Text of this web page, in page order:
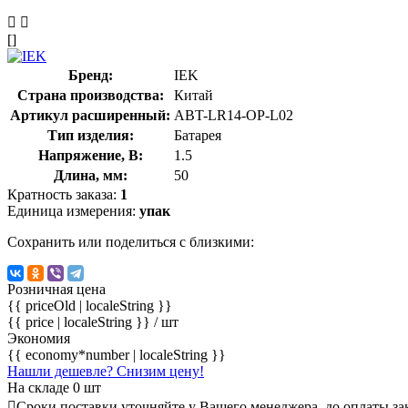
[]
Бренд:
IEK
Страна производства:
Китай
Артикул расширенный: ABT-LR14-OP-L02
Тип изделия:
Батарея
Напряжение, В:
1.5
Длина, мм:
50
Кратность заказа: 1
Единица измерения: упак
Сохранить или поделиться с близкими:
Розничная цена
{{ priceOld | localeString }}
{{ price | localeString }} / шт
Экономия
{{ economy*number | localeString }}
Нашли дешевле? Снизим цену!
На складе 0 шт